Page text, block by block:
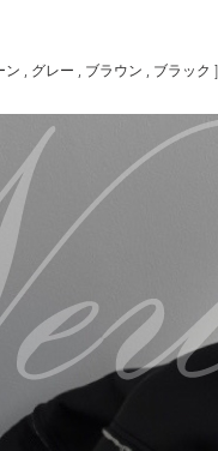
ン , グレー , ブラウン , ブラック